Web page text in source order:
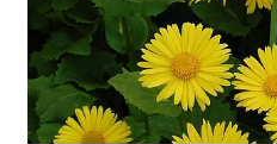
Мой аккаунт
Регистрация